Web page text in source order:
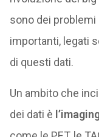
sono dei
importanti, legati
di questi dati.
Un ambito che
dei dati è